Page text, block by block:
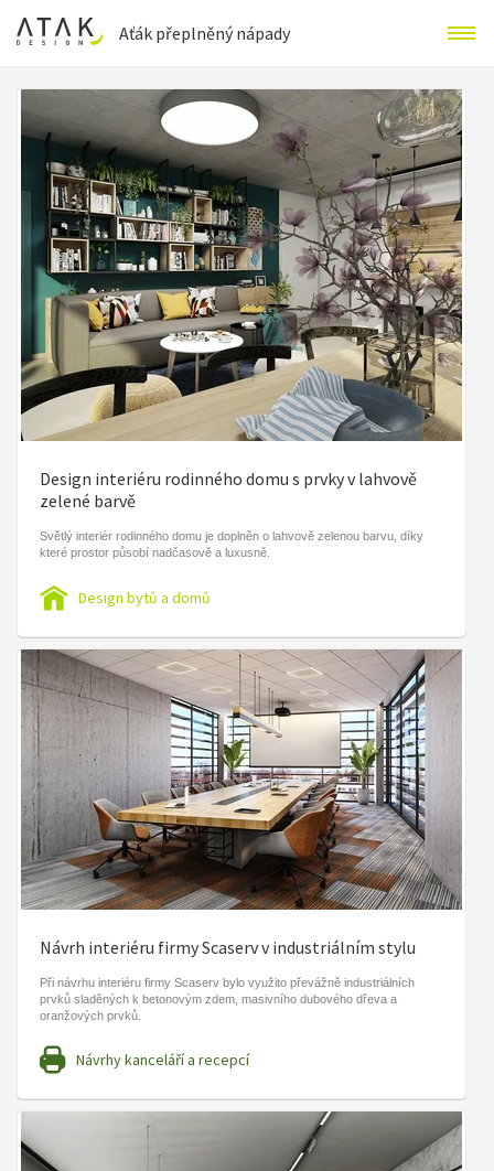
Aťák přeplněný nápady
Design interiéru rodinného domu s prvky v lahvově
zelené barvě
Světlý interiér rodinného domu je doplněn o lahvově zelenou barvu, díky
které prostor působí nadčasově a luxusně.
Design bytů a domů
Návrh interiéru firmy Scaserv v industriálním stylu
Při návrhu interiéru firmy Scaserv bylo využito převážně industriálních
prvků sladěných k betonovým zdem, masivního dubového dřeva a
oranžových prvků.
Návrhy kanceláří a recepcí